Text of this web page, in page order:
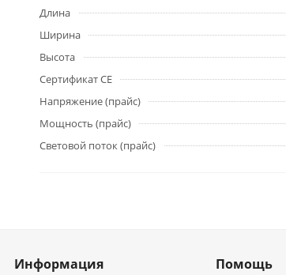
Длина
Ширина
Высота
Сертификат CE
Напряжение (прайс)
Мощность (прайс)
Световой поток (прайс)
Информация Помощь